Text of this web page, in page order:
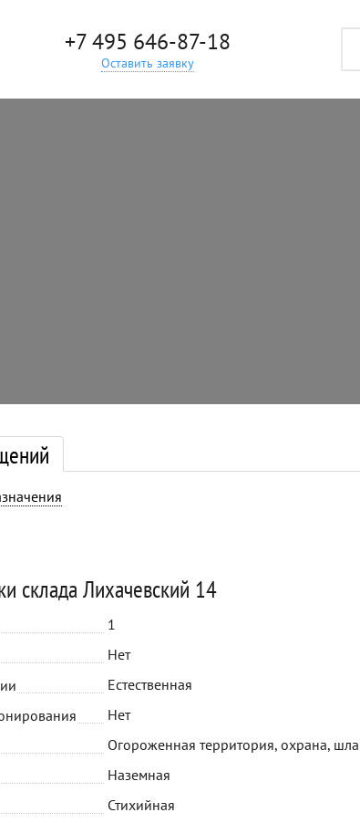
+7 495 646-87-18
Оставить заявку
склада Лихачевский 14
1
Нет
Естественная
Нет
Огороженная территория, охрана,
Наземная
Стихийная